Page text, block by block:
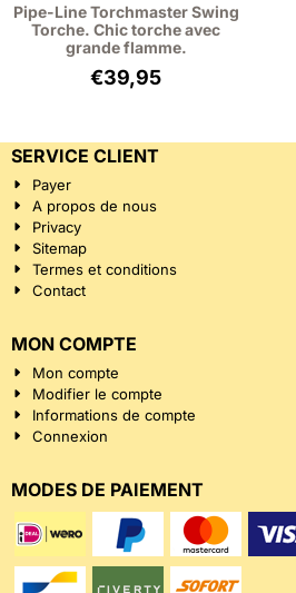
Pipe-Line Torchmaster Swing
Torche. Chic torche avec
grande flamme.
€39,95
SERVICE CLIENT
Payer
A propos de nous
Privacy
Sitemap
Termes et conditions
Contact
MON COMPTE
Mon compte
Modifier le compte
Informations de compte
Connexion
MODES DE PAIEMENT